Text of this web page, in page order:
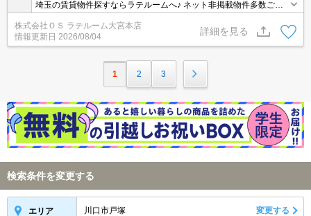
埼玉の賃貸物件探すならラテルームへ♪ ネット非掲載物件多数ござ
います！ 【入居審査不安な方】【初期安物件】【クレジット決済
可】ご相談ください！！ ※仲介手数料 無料※『ご来店初めてのお
客様・当物件を契約に限る』
株式会社ＯＳ ラテルーム大宮本店
情報更新日 2026/08/04
詳細を見る
1 2 3
検索条件を変更する
エリア 川口市戸塚 変更する